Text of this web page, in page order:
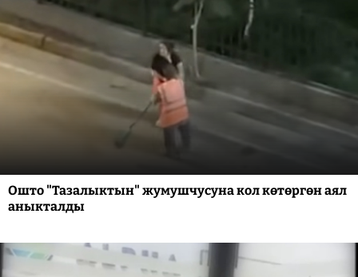
Ошто "Тазалыктын" жумушчусуна кол көтөргөн аял
аныкталды